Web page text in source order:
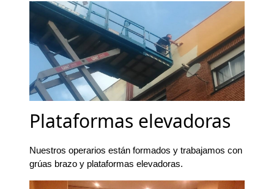
Plataformas elevadoras
Nuestros operarios están formados y trabajamos con
grúas brazo y plataformas elevadoras.